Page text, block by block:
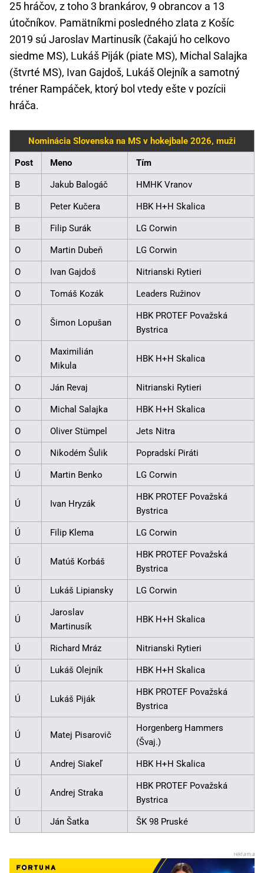
25 hráčov, z toho 3 brankárov, 9 obrancov a 13
útočníkov. Pamätníkmi posledného zlata z Košíc
2019 sú Jaroslav Martinusík (čakajú ho celkovo
siedme MS), Lukáš Piják (piate MS), Michal Salajka
(štvrté MS), Ivan Gajdoš, Lukáš Olejník a samotný
tréner Rampáček, ktorý bol vtedy ešte v pozícii
hráča.
Nominácia Slovenska na MS v hokejbale 2026, muži
Post Meno Tím
B Jakub Balogáč HMHK Vranov
B Peter Kučera HBK H+H Skalica
B Filip Surák LG Corwin
O Martin Dubeň LG Corwin
O Ivan Gajdoš Nitrianski Rytieri
O Tomáš Kozák Leaders Ružinov
O Šimon Lopušan
HBK PROTEF Považská
Bystrica
O
Maximilián
Mikula
HBK H+H Skalica
O Ján Revaj Nitrianski Rytieri
O Michal Salajka HBK H+H Skalica
O Oliver Stümpel Jets Nitra
O Nikodém Šulik Popradskí Piráti
Ú Martin Benko LG Corwin
Ú Ivan Hryzák
HBK PROTEF Považská
Bystrica
Ú Filip Klema LG Corwin
Ú Matúš Korbáš
HBK PROTEF Považská
Bystrica
Ú Lukáš Lipiansky LG Corwin
Ú
Jaroslav
Martinusík
HBK H+H Skalica
Ú Richard Mráz Nitrianski Rytieri
Ú Lukáš Olejník HBK H+H Skalica
Ú Lukáš Piják
HBK PROTEF Považská
Bystrica
Ú Matej Pisarovič
Horgenberg Hammers
(Švaj.)
Ú Andrej Siakeľ HBK H+H Skalica
Ú Andrej Straka
HBK PROTEF Považská
Bystrica
Ú Ján Šatka ŠK 98 Pruské